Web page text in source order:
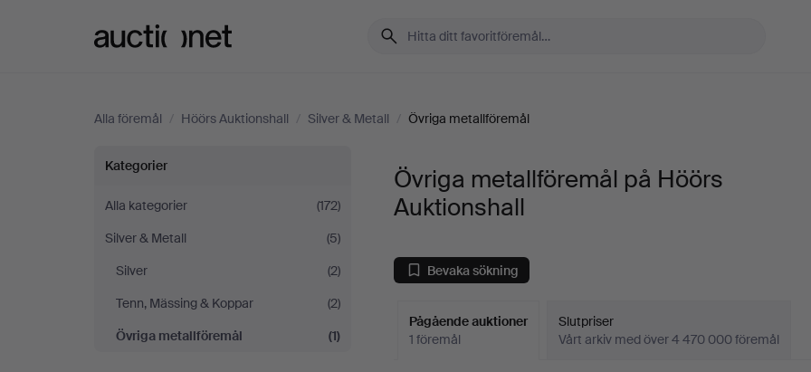
Alla föremål / Höörs Auktionshall / Silver & Metall / Övriga metallföremål
Övriga
metallföremål
på
Höörs
Auktionshall
Kategorier
Alla kategorier
(172)
Silver & Metall
(5)
Silver
(2)
Tenn, Mässing & Koppar
(2)
Övriga metallföremål
(1)
Övriga metallföremål på Höörs
Auktionshall
Bevaka sökning
Pågående auktioner
1 föremål
Slutpriser
Vårt arkiv med över 4 470 000 föremål